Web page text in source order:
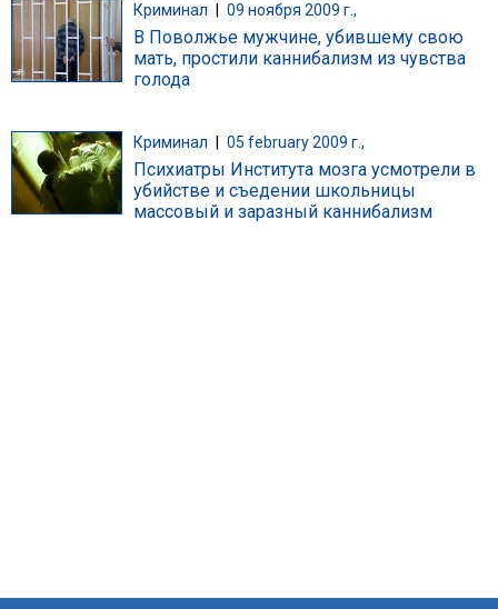
Криминал 09 ноября 2009 г.,
В Поволжье мужчине, убившему свою
мать, простили каннибализм из чувства
голода
Криминал 05 february 2009 г.,
Психиатры Института мозга усмотрели в
убийстве и съедении школьницы
массовый и заразный каннибализм